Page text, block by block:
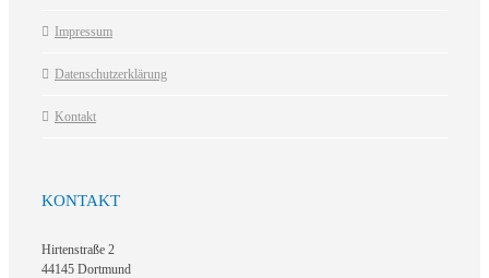
Impressum
Datenschutzerklärung
Kontakt
KONTAKT
Hirtenstraße 2
44145 Dortmund